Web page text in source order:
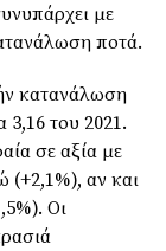
με
ποτά.
κατανάλωση
3,16 του 2021.
σε αξία με
(+2,1%), αν και
Οι